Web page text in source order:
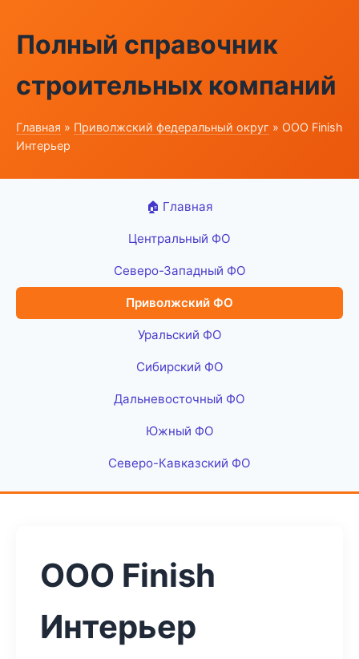
Полный справочник
строительных компаний
Главная » Приволжский федеральный округ » ООО Finish
Интерьер
🏠 Главная
Центральный ФО
Северо-Западный ФО
Приволжский ФО
Уральский ФО
Сибирский ФО
Дальневосточный ФО
Южный ФО
Северо-Кавказский ФО
ООО Finish
Интерьер